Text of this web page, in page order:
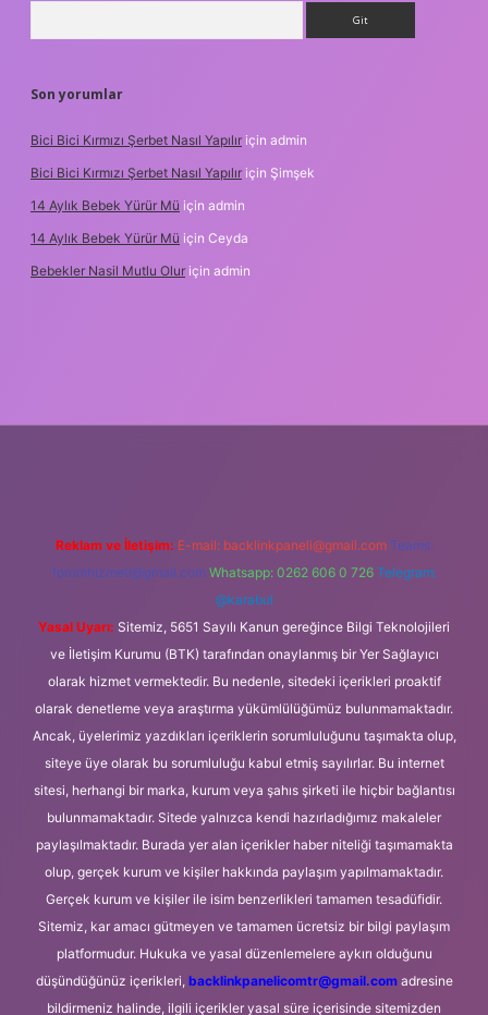
Son yorumlar
Bici Bici Kırmızı Şerbet Nasıl Yapılır için admin
Bici Bici Kırmızı Şerbet Nasıl Yapılır için Şimşek
14 Aylık Bebek Yürür Mü için admin
14 Aylık Bebek Yürür Mü için Ceyda
Bebekler Nasil Mutlu Olur için admin
Reklam ve İletişim: E-mail: backlinkpaneli@gmail.com Teams:
forumhizmeti@gmail.com Whatsapp: 0262 606 0 726 Telegram:
@karabul
Yasal Uyarı: Sitemiz, 5651 Sayılı Kanun gereğince Bilgi Teknolojileri
ve İletişim Kurumu (BTK) tarafından onaylanmış bir Yer Sağlayıcı
olarak hizmet vermektedir. Bu nedenle, sitedeki içerikleri proaktif
olarak denetleme veya araştırma yükümlülüğümüz bulunmamaktadır.
Ancak, üyelerimiz yazdıkları içeriklerin sorumluluğunu taşımakta olup,
siteye üye olarak bu sorumluluğu kabul etmiş sayılırlar. Bu internet
sitesi, herhangi bir marka, kurum veya şahıs şirketi ile hiçbir bağlantısı
bulunmamaktadır. Sitede yalnızca kendi hazırladığımız makaleler
paylaşılmaktadır. Burada yer alan içerikler haber niteliği taşımamakta
olup, gerçek kurum ve kişiler hakkında paylaşım yapılmamaktadır.
Gerçek kurum ve kişiler ile isim benzerlikleri tamamen tesadüfidir.
Sitemiz, kar amacı gütmeyen ve tamamen ücretsiz bir bilgi paylaşım
platformudur. Hukuka ve yasal düzenlemelere aykırı olduğunu
düşündüğünüz içerikleri, backlinkpanelicomtr@gmail.comadresine
bildirmeniz halinde, ilgili içerikler yasal süre içerisinde sitemizden